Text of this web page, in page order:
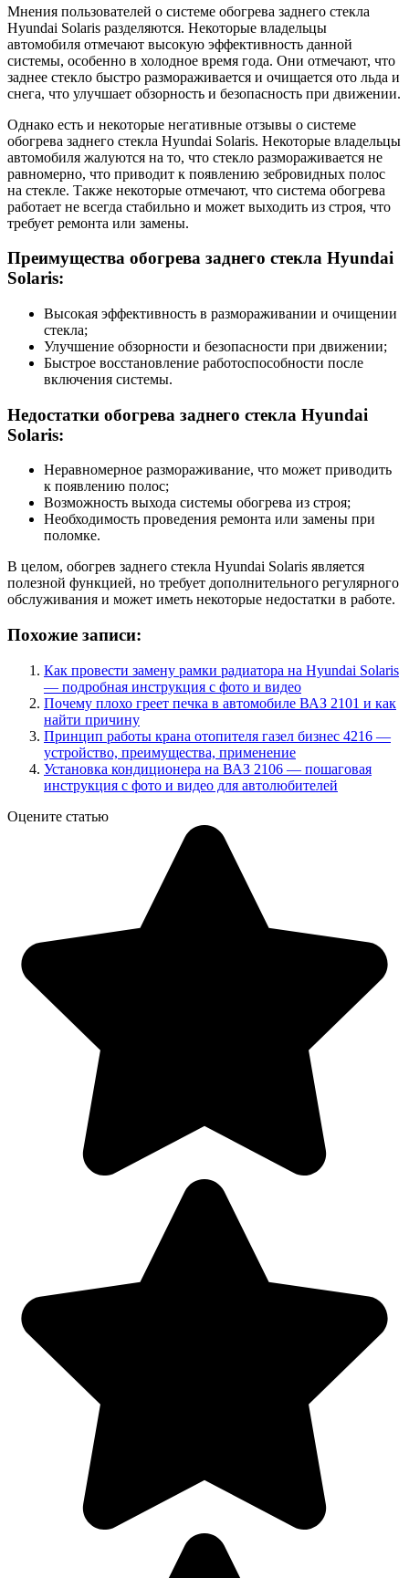
Мнения пользователей о системе обогрева заднего стекла
Hyundai Solaris разделяются. Некоторые владельцы
автомобиля отмечают высокую эффективность данной
системы, особенно в холодное время года. Они отмечают, что
заднее стекло быстро размораживается и очищается ото льда и
снега, что улучшает обзорность и безопасность при движении.
Однако есть и некоторые негативные отзывы о системе
обогрева заднего стекла Hyundai Solaris. Некоторые владельцы
автомобиля жалуются на то, что стекло размораживается не
равномерно, что приводит к появлению зебровидных полос
на стекле. Также некоторые отмечают, что система обогрева
работает не всегда стабильно и может выходить из строя, что
требует ремонта или замены.
Преимущества обогрева заднего стекла Hyundai
Solaris:
Высокая эффективность в размораживании и очищении
стекла;
Улучшение обзорности и безопасности при движении;
Быстрое восстановление работоспособности после
включения системы.
Недостатки обогрева заднего стекла Hyundai
Solaris:
Неравномерное размораживание, что может приводить
к появлению полос;
Возможность выхода системы обогрева из строя;
Необходимость проведения ремонта или замены при
поломке.
В целом, обогрев заднего стекла Hyundai Solaris является
полезной функцией, но требует дополнительного регулярного
обслуживания и может иметь некоторые недостатки в работе.
Похожие записи:
Как провести замену рамки радиатора на Hyundai Solaris
— подробная инструкция с фото и видео
Почему плохо греет печка в автомобиле ВАЗ 2101 и как
найти причину
Принцип работы крана отопителя газел бизнес 4216 —
устройство, преимущества, применение
Установка кондиционера на ВАЗ 2106 — пошаговая
инструкция с фото и видео для автолюбителей
Оцените статью